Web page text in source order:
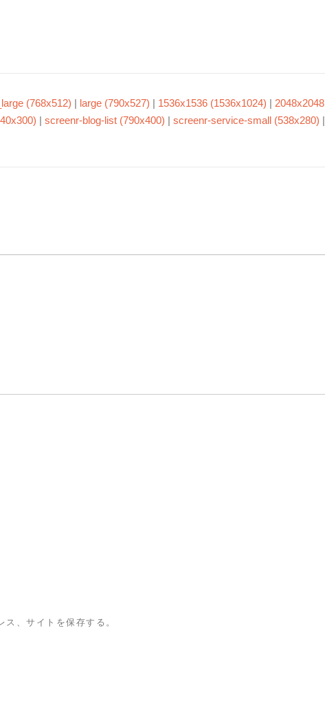
(768x512) | large (790x527) | 1536x1536 (1536x1024) | 2048x2048
| screenr-blog-list (790x400) | screenr-service-small (538x280) |
、サイトを保存する。